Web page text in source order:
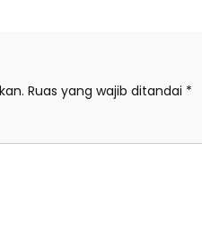
Ruas yang wajib ditandai *